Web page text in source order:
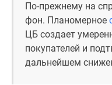
застройщиком
Мнение
эксперта
Студии
Ипотечный
По-прежнему на
фон. Планомерное
ЦБ создает
покупателей и
дальнейшем